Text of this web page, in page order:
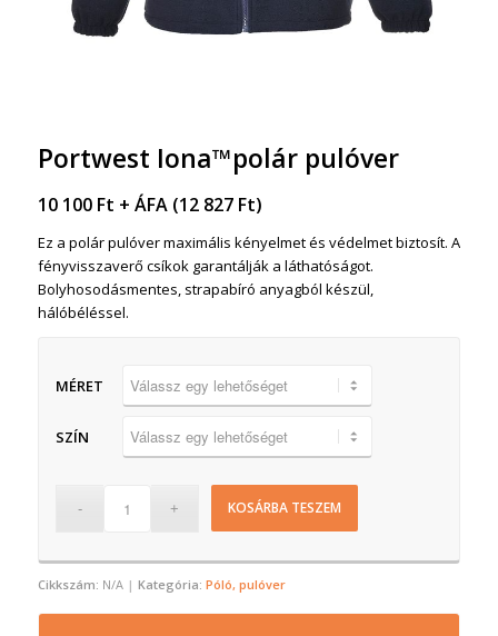
Portwest Iona™polár pulóver
10 100 Ft + ÁFA (12 827 Ft)
Ez a polár pulóver maximális kényelmet és védelmet biztosít. A
fényvisszaverő csíkok garantálják a láthatóságot.
Bolyhosodásmentes, strapabíró anyagból készül,
hálóbéléssel.
MÉRET
SZÍN
KOSÁRBA TESZEM
Cikkszám: N/A Kategória: Póló, pulóver